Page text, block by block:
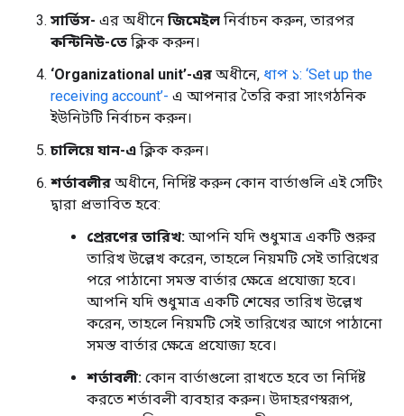
সার্ভিস- এর অধীনে জিমেইল নির্বাচন করুন, তারপর
কন্টিনিউ-তে ক্লিক করুন।
‘Organizational unit’-এর অধীনে, ধাপ ১: ‘Set up the
receiving account’- এ আপনার তৈরি করা সাংগঠনিক
ইউনিটটি নির্বাচন করুন।
চালিয়ে যান-এ ক্লিক করুন।
শর্তাবলীর অধীনে, নির্দিষ্ট করুন কোন বার্তাগুলি এই সেটিং
দ্বারা প্রভাবিত হবে:
প্রেরণের তারিখ: আপনি যদি শুধুমাত্র একটি শুরুর
তারিখ উল্লেখ করেন, তাহলে নিয়মটি সেই তারিখের
পরে পাঠানো সমস্ত বার্তার ক্ষেত্রে প্রযোজ্য হবে।
আপনি যদি শুধুমাত্র একটি শেষের তারিখ উল্লেখ
করেন, তাহলে নিয়মটি সেই তারিখের আগে পাঠানো
সমস্ত বার্তার ক্ষেত্রে প্রযোজ্য হবে।
শর্তাবলী: কোন বার্তাগুলো রাখতে হবে তা নির্দিষ্ট
করতে শর্তাবলী ব্যবহার করুন। উদাহরণস্বরূপ,